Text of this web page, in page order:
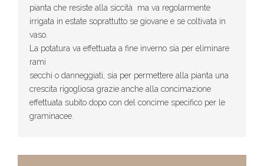
pianta che resiste alla siccità ma va regolarmente
irrigata in estate soprattutto se giovane e se coltivata in
vaso.
La potatura va effettuata a fine inverno sia per eliminare
rami
secchi o danneggiati, sia per permettere alla pianta una
crescita rigogliosa grazie anche alla concimazione
effettuata subito dopo con del concime specifico per le
graminacee.